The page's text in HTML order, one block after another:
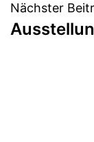
Nächster